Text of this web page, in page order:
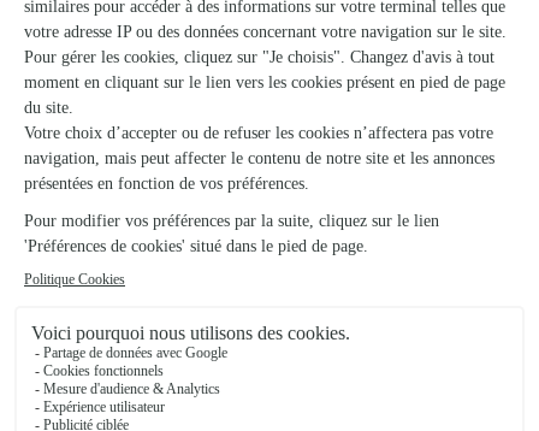
Orgeres
★ ★★ ★
1, place de la Mairie
Voir la boutique